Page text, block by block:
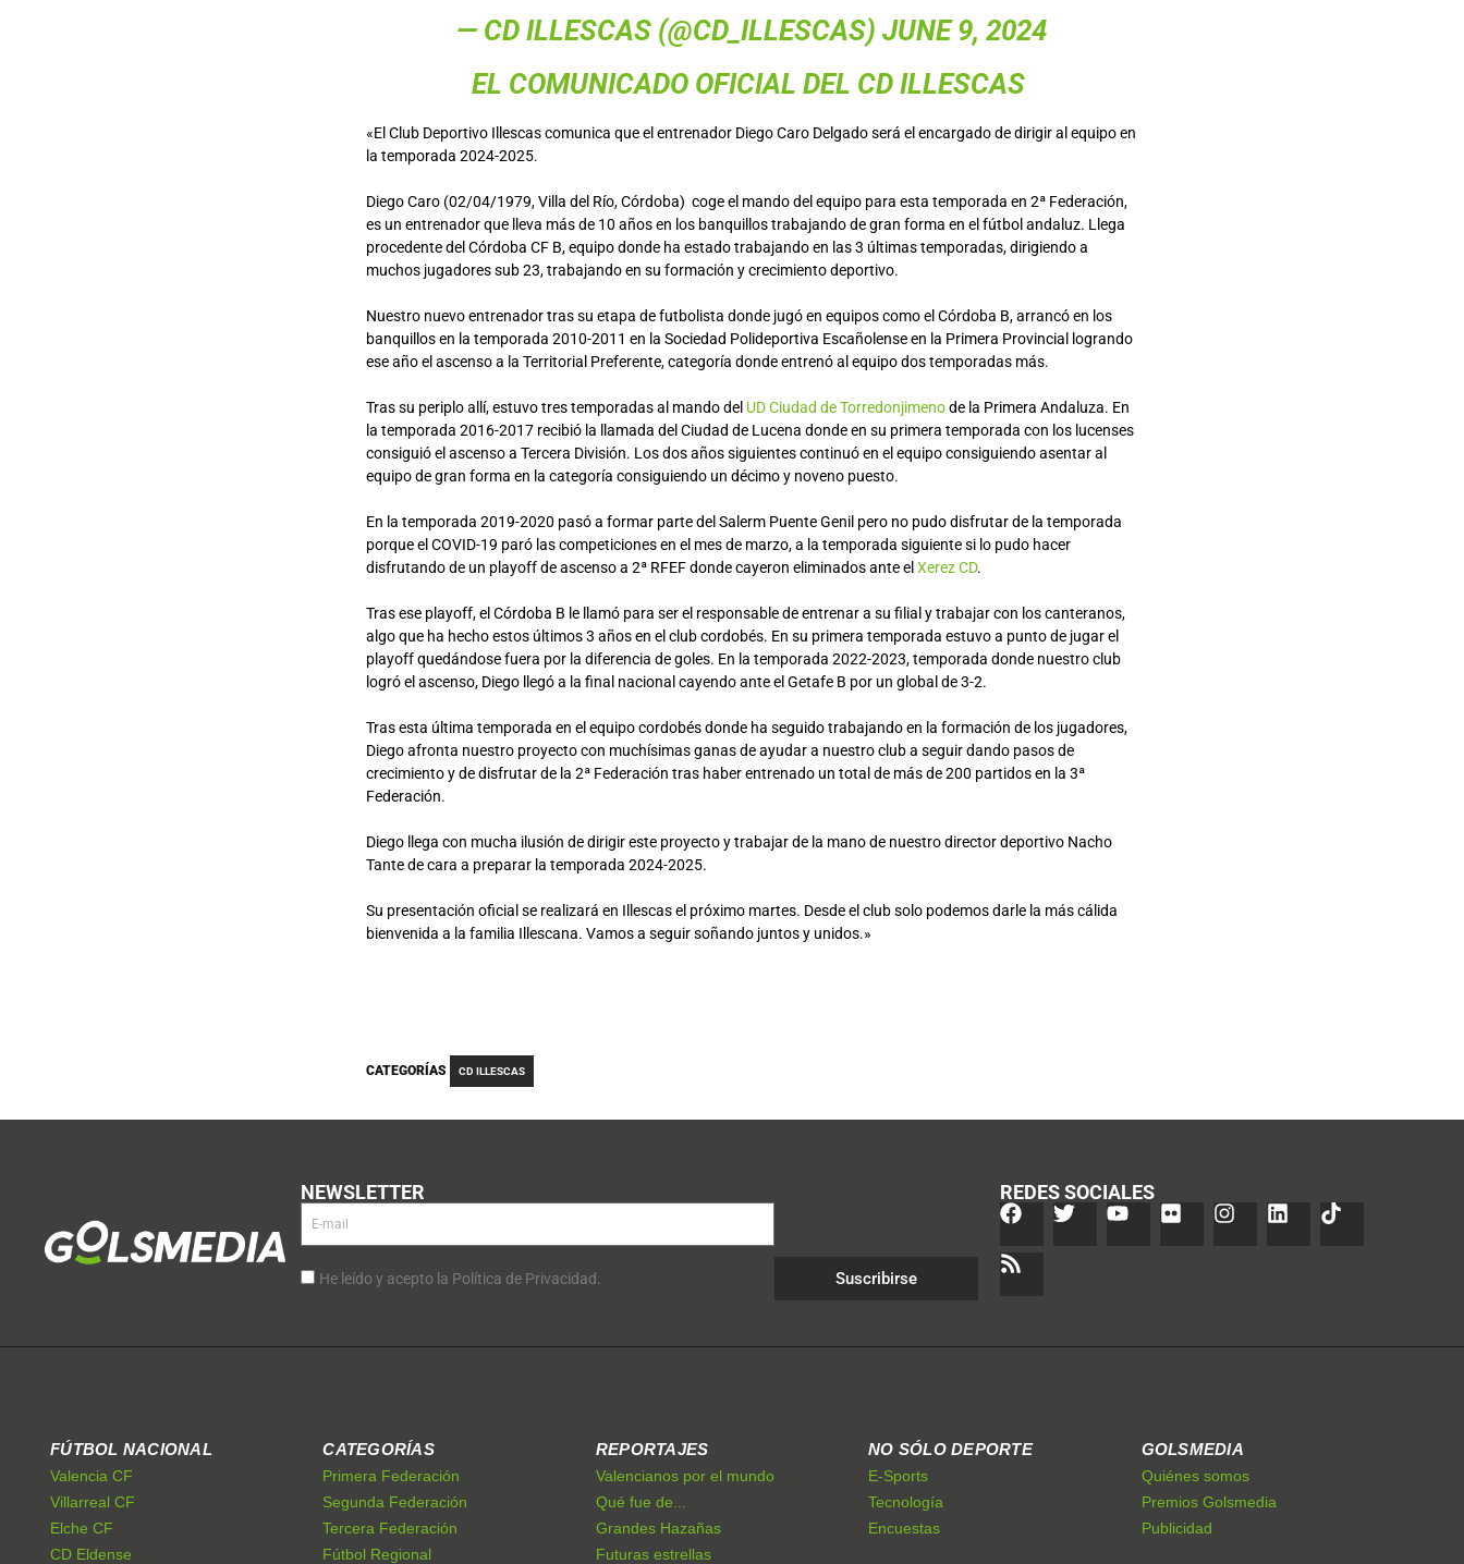
— CD ILLESCAS (@CD_ILLESCAS) JUNE 9, 2024
EL COMUNICADO OFICIAL DEL CD ILLESCAS
«El Club Deportivo Illescas comunica que el entrenador Diego Caro Delgado será el encargado de dirigir al equipo en
la temporada 2024-2025.
Diego Caro (02/04/1979, Villa del Río, Córdoba) coge el mando del equipo para esta temporada en 2ª Federación,
es un entrenador que lleva más de 10 años en los banquillos trabajando de gran forma en el fútbol andaluz. Llega
procedente del Córdoba CF B, equipo donde ha estado trabajando en las 3 últimas temporadas, dirigiendo a
muchos jugadores sub 23, trabajando en su formación y crecimiento deportivo.
Nuestro nuevo entrenador tras su etapa de futbolista donde jugó en equipos como el Córdoba B, arrancó en los
banquillos en la temporada 2010-2011 en la Sociedad Polideportiva Escañolense en la Primera Provincial logrando
ese año el ascenso a la Territorial Preferente, categoría donde entrenó al equipo dos temporadas más.
Tras su periplo allí, estuvo tres temporadas al mando del UD Ciudad de Torredonjimenode la Primera Andaluza. En
la temporada 2016-2017 recibió la llamada del Ciudad de Lucena donde en su primera temporada con los lucenses
consiguió el ascenso a Tercera División. Los dos años siguientes continuó en el equipo consiguiendo asentar al
equipo de gran forma en la categoría consiguiendo un décimo y noveno puesto.
En la temporada 2019-2020 pasó a formar parte del Salerm Puente Genil pero no pudo disfrutar de la temporada
porque el COVID-19 paró las competiciones en el mes de marzo, a la temporada siguiente si lo pudo hacer
disfrutando de un playoff de ascenso a 2ª RFEF donde cayeron eliminados ante el Xerez CD.
Tras ese playoff, el Córdoba B le llamó para ser el responsable de entrenar a su filial y trabajar con los canteranos,
algo que ha hecho estos últimos 3 años en el club cordobés. En su primera temporada estuvo a punto de jugar el
playoff quedándose fuera por la diferencia de goles. En la temporada 2022-2023, temporada donde nuestro club
logró el ascenso, Diego llegó a la final nacional cayendo ante el Getafe B por un global de 3-2.
Tras esta última temporada en el equipo cordobés donde ha seguido trabajando en la formación de los jugadores,
Diego afronta nuestro proyecto con muchísimas ganas de ayudar a nuestro club a seguir dando pasos de
crecimiento y de disfrutar de la 2ª Federación tras haber entrenado un total de más de 200 partidos en la 3ª
Federación.
Diego llega con mucha ilusión de dirigir este proyecto y trabajar de la mano de nuestro director deportivo Nacho
Tante de cara a preparar la temporada 2024-2025.
Su presentación oficial se realizará en Illescas el próximo martes. Desde el club solo podemos darle la más cálida
bienvenida a la familia Illescana. Vamos a seguir soñando juntos y unidos.»
CATEGORÍAS CD ILLESCAS
NEWSLETTER
He leído y acepto la Política de Privacidad. Suscribirse
REDES SOCIALES
FÚTBOL NACIONAL
Valencia CF
Villarreal CF
Elche CF
CD Eldense
CATEGORÍAS
Primera Federación
Segunda Federación
Tercera Federación
Fútbol Regional
REPORTAJES
Valencianos por el mundo
Qué fue de...
Grandes Hazañas
Futuras estrellas
NO SÓLO DEPORTE
E-Sports
Tecnología
Encuestas
GOLSMEDIA
Quiénes somos
Premios Golsmedia
Publicidad